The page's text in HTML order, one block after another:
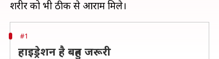
#1
हाइड्रेशन है बहुत जरूरी